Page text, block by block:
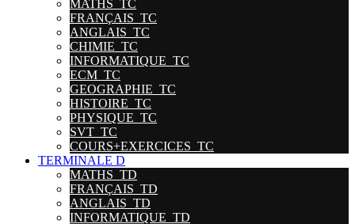
MATHS_TC
FRANÇAIS_TC
ANGLAIS_TC
CHIMIE_TC
INFORMATIQUE_TC
ECM_TC
GEOGRAPHIE_TC
HISTOIRE_TC
PHYSIQUE_TC
SVT_TC
COURS+EXERCICES_TC
TERMINALE D
MATHS_TD
FRANÇAIS_TD
ANGLAIS_TD
INFORMATIQUE_TD